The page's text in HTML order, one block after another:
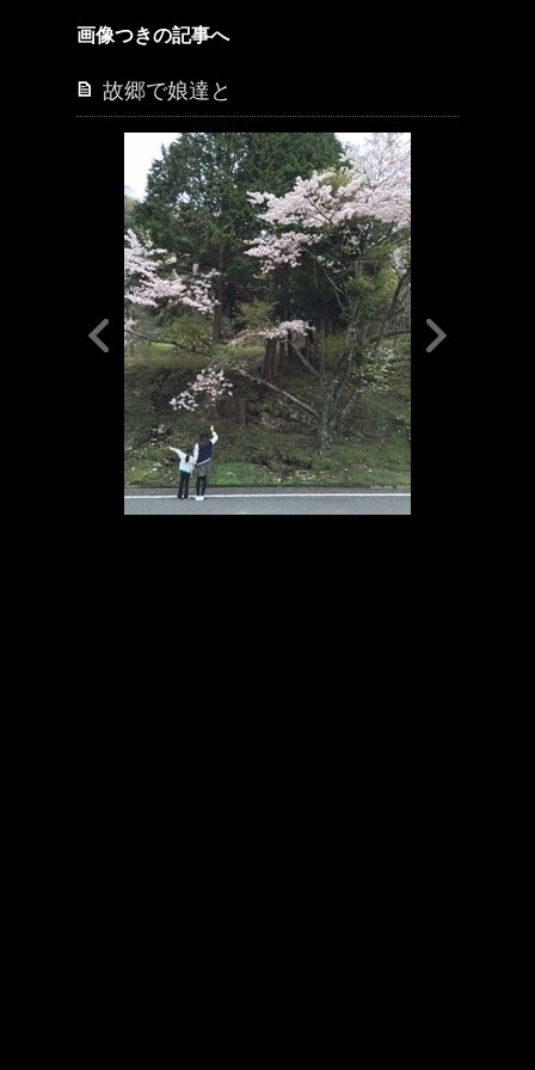
画像つきの記事へ
故郷で娘達と